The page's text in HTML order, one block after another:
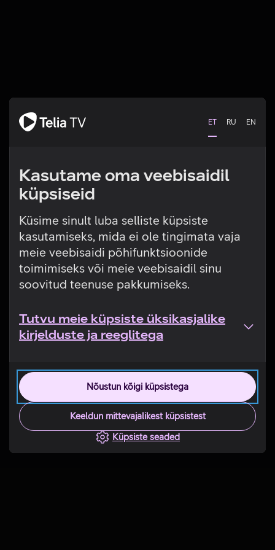
ET RU EN
Kasutame oma veebisaidil
küpsiseid
Küsime sinult luba selliste küpsiste
kasutamiseks, mida ei ole tingimata vaja
meie veebisaidi põhifunktsioonide
toimimiseks või meie veebisaidil sinu
soovitud teenuse pakkumiseks.
Tutvu meie küpsiste üksikasjalike
kirjelduste ja reeglitega
Nõustun kõigi küpsistega
Keeldun mittevajalikest küpsistest
Küpsiste seaded
Tehniline viga